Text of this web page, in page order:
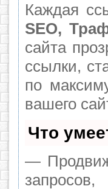
Каждая
SEO,
сайта
ссылки,
по
вашего
Что
—